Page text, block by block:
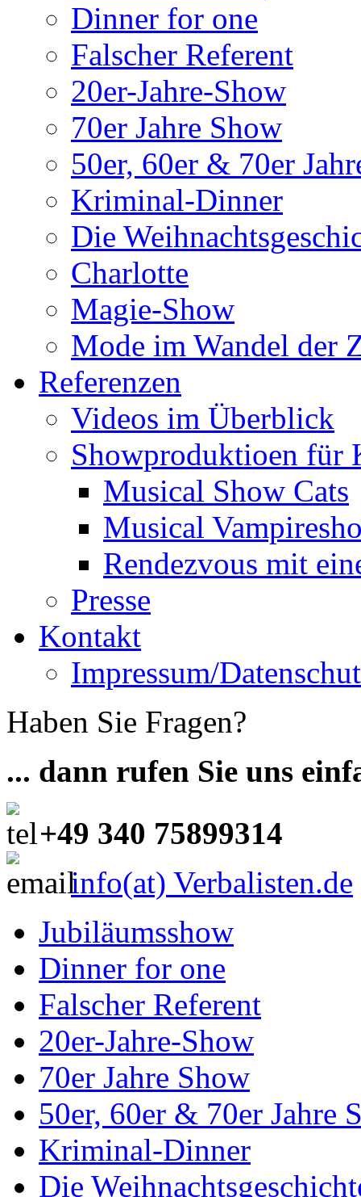
Dinner for one
Falscher Referent
20er-Jahre-Show
70er Jahre Show
50er, 60er & 70er
Kriminal-Dinner
Die
Charlotte
Magie-Show
Mode im Wandel der
Referenzen
Videos im Überblick
Showproduktioen für
Musical Show Cats
Musical
Rendezvous mit
Presse
Kontakt
Impressum/
Haben Sie Fragen?
... dann rufen Sie uns
+49 340 75899314
info(at) Verbalisten.de
Jubiläumsshow
Dinner for one
Falscher Referent
20er-Jahre-Show
70er Jahre Show
50er, 60er & 70er Jahre
Kriminal-Dinner
Die